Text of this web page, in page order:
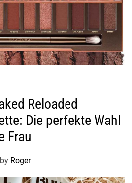
Reloaded
Die perfekte Wahl
Frau
by Roger